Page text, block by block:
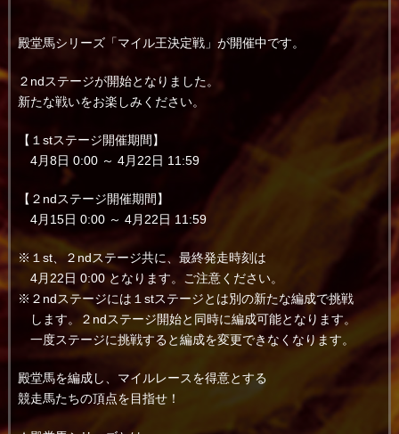
殿堂馬シリーズ「マイル王決定戦」が開催中です。
２ndステージが開始となりました。
新たな戦いをお楽しみください。
【１stステージ開催期間】
4月8日 0:00 ～ 4月22日 11:59
【２ndステージ開催期間】
4月15日 0:00 ～ 4月22日 11:59
※１st、２ndステージ共に、最終発走時刻は
4月22日 0:00 となります。ご注意ください。
※２ndステージには１stステージとは別の新たな編成で挑戦
します。２ndステージ開始と同時に編成可能となります。
一度ステージに挑戦すると編成を変更できなくなります。
殿堂馬を編成し、マイルレースを得意とする
競走馬たちの頂点を目指せ！